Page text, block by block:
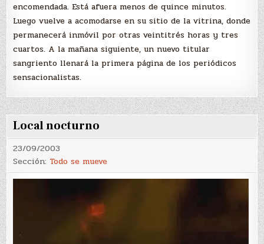
encomendada. Está afuera menos de quince minutos.
Luego vuelve a acomodarse en su sitio de la vitrina, donde
permanecerá inmóvil por otras veintitrés horas y tres
cuartos. A la mañana siguiente, un nuevo titular
sangriento llenará la primera página de los periódicos
sensacionalistas.
Local nocturno
23/09/2003
Sección: Todo se mueve